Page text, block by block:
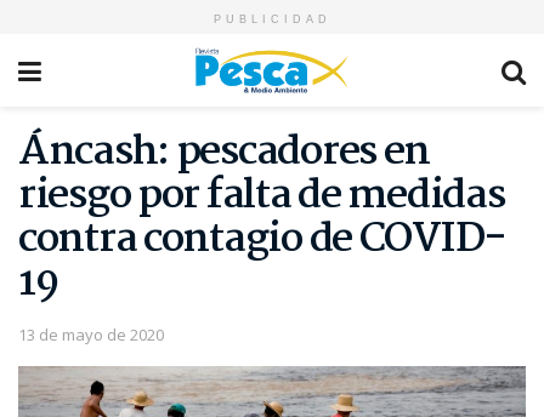
PUBLICIDAD
Áncash: pescadores en
riesgo por falta de medidas
contra contagio de COVID-
19
13 de mayo de 2020